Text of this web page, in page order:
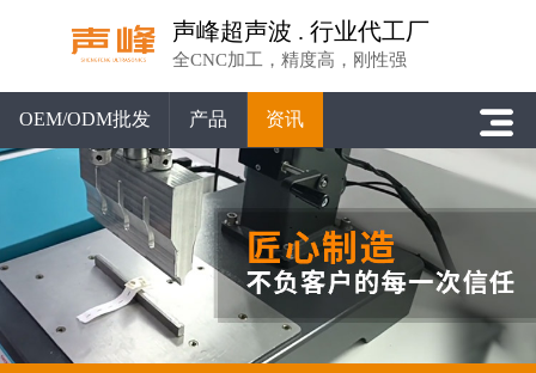
声峰超声波 . 行业代工厂
全CNC加工，精度高，刚性强
OEM/ODM批发 产品 资讯